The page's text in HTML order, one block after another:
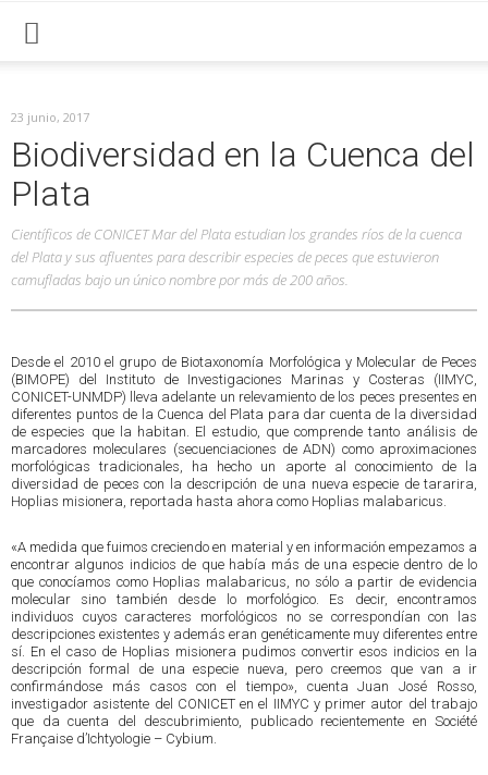
23 junio, 2017
Biodiversidad en la Cuenca del
Plata
Científicos de CONICET Mar del Plata estudian los grandes ríos de la cuenca
del Plata y sus afluentes para describir especies de peces que estuvieron
camufladas bajo un único nombre por más de 200 años.
Desde el 2010 el grupo de Biotaxonomía Morfológica y Molecular de Peces
(BIMOPE) del Instituto de Investigaciones Marinas y Costeras (IIMYC,
CONICET-UNMDP) lleva adelante un relevamiento de los peces presentes en
diferentes puntos de la Cuenca del Plata para dar cuenta de la diversidad
de especies que la habitan. El estudio, que comprende tanto análisis de
marcadores moleculares (secuenciaciones de ADN) como aproximaciones
morfológicas tradicionales, ha hecho un aporte al conocimiento de la
diversidad de peces con la descripción de una nueva especie de tararira,
Hoplias misionera, reportada hasta ahora como Hoplias malabaricus.
«A medida que fuimos creciendo en material y en información empezamos a
encontrar algunos indicios de que había más de una especie dentro de lo
que conocíamos como Hoplias malabaricus, no sólo a partir de evidencia
molecular sino también desde lo morfológico. Es decir, encontramos
individuos cuyos caracteres morfológicos no se correspondían con las
descripciones existentes y además eran genéticamente muy diferentes entre
sí. En el caso de Hoplias misionera pudimos convertir esos indicios en la
descripción formal de una especie nueva, pero creemos que van a ir
confirmándose más casos con el tiempo», cuenta Juan José Rosso,
investigador asistente del CONICET en el IIMYC y primer autor del trabajo
que da cuenta del descubrimiento, publicado recientemente en Société
Française d’Ichtyologie – Cybium.